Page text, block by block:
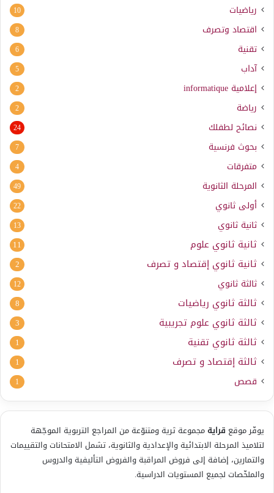
رياضيات 10
اقتصاد وتصرف 8
تقنية 6
آداب 5
إعلامية informatique
2
رياضة 2
نصائح لطفلك 24
بحوث فرنسية 7
متفرقات 4
المرحلة الثانوية 49
أولى ثانوي 22
ثانية ثانوي 13
ثانية ثانوي علوم 11
ثانية ثانوي إقتصاد و تصرف 2
ثالثة ثانوي 12
ثالثة ثانوي رياضيات 8
ثالثة ثانوي علوم تجريبية 3
ثالثة ثانوي تقنية 1
ثالثة إقتصاد و تصرف 1
قصص 1
يوفّر موقع قرايةمجموعة ثرية ومتنوّعة من المراجع التربوية الموجّهة
لتلاميذ المرحلة الابتدائية والإعدادية والثانوية، تشمل الامتحانات والتقييمات
والتمارين، إضافة إلى فروض المراقبة والفروض التأليفية والدروس
والملخّصات لجميع المستويات الدراسية.